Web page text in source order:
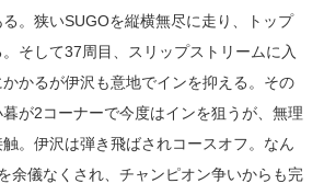
。狭いSUGOを縦横無尽に走り、トップ
そして37周目、スリップストリームに入
かるが伊沢も意地でインを抑える。その
が2コーナーで今度はインを狙うが、無理
。伊沢は弾き飛ばされコースオフ。なん
余儀なくされ、チャンピオン争いからも完